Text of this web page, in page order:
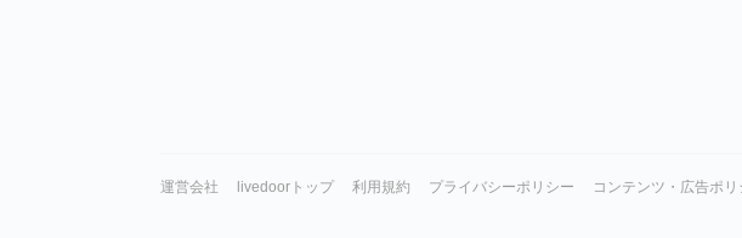
運営会社 livedoorトップ 利用規約 プライバシーポリシー コンテンツ・広告ポリ